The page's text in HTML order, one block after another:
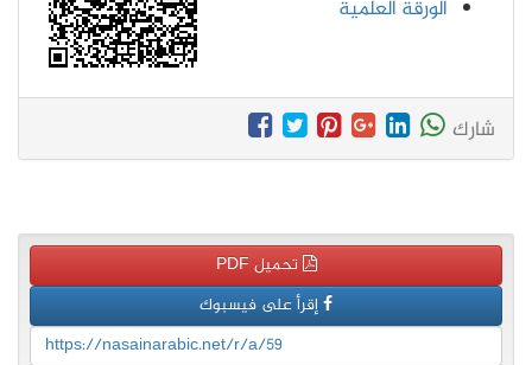
الورقة العلمية
شارك
تحميل PDF
إقرأ على فيسبوك
https://nasainarabic.net/r/a/59